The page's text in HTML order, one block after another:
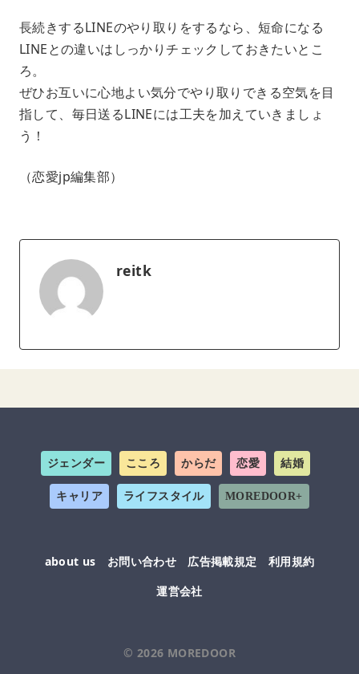
長続きするLINEのやり取りをするなら、短命になる
LINEとの違いはしっかりチェックしておきたいとこ
ろ。
ぜひお互いに心地よい気分でやり取りできる空気を目
指して、毎日送るLINEには工夫を加えていきましょ
う！
（恋愛jp編集部）
reitk
ジェンダー こころ からだ 恋愛 結婚
キャリア ライフスタイル MOREDOOR+
about us お問い合わせ 広告掲載規定
利用規約
運営会社
© 2026 MOREDOOR